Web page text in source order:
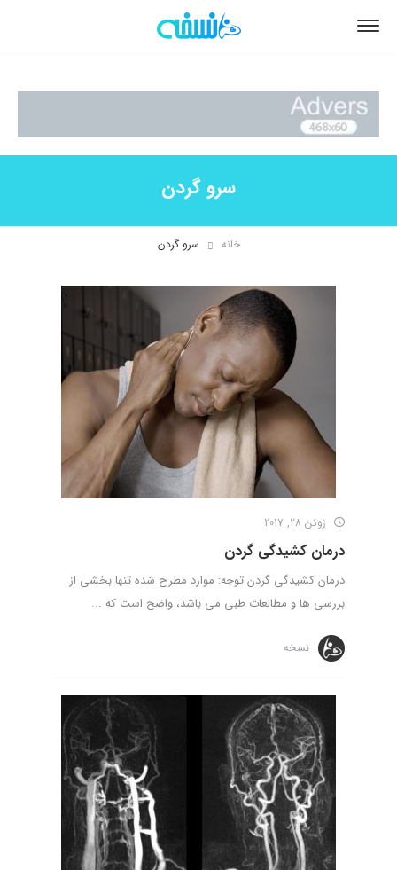
سرو گردن
خانه سرو گردن
ژوئن 28, 2017
درمان کشیدگی گردن
درمان کشیدگی گردن توجه: موارد مطرح شده تنها بخشی از
بررسی ها و مطالعات طبی می باشد، واضح است که ...
نسخه